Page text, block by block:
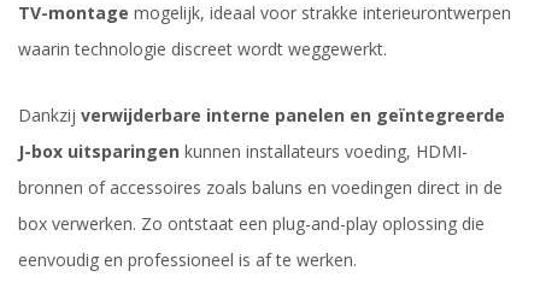
TV-montage mogelijk, ideaal voor strakke interieurontwerpen
waarin technologie discreet wordt weggewerkt.
Dankzij verwijderbare interne panelen en geïntegreerde
J-box uitsparingen kunnen installateurs voeding, HDMI-
bronnen of accessoires zoals baluns en voedingen direct in de
box verwerken. Zo ontstaat een plug-and-play oplossing die
eenvoudig en professioneel is af te werken.